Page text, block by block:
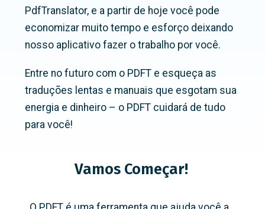
PdfTranslator, e a partir de hoje você pode
economizar muito tempo e esforço deixando
nosso aplicativo fazer o trabalho por você.
Entre no futuro com o PDFT e esqueça as
traduções lentas e manuais que esgotam sua
energia e dinheiro – o PDFT cuidará de tudo
para você!
Vamos Começar!